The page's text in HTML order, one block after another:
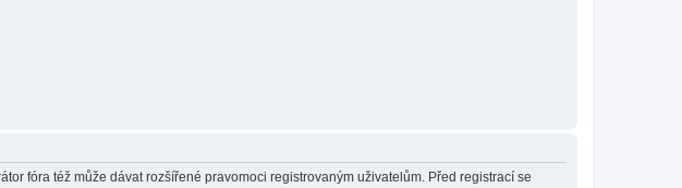
fóra též může dávat rozšířené pravomoci registrovaným uživatelům. Před registrací se